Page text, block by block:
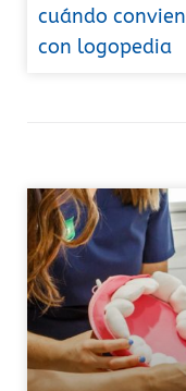
cuándo
con logopedia